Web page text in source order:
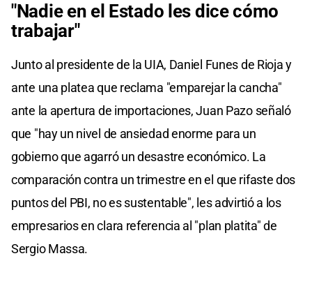
"Nadie en el Estado les dice cómo
trabajar"
Junto al presidente de la UIA, Daniel Funes de Rioja y
ante una platea que reclama "emparejar la cancha"
ante la apertura de importaciones, Juan Pazo señaló
que "hay un nivel de ansiedad enorme para un
gobierno que agarró un desastre económico. La
comparación contra un trimestre en el que rifaste dos
puntos del PBI, no es sustentable", les advirtió a los
empresarios en clara referencia al "plan platita" de
Sergio Massa.